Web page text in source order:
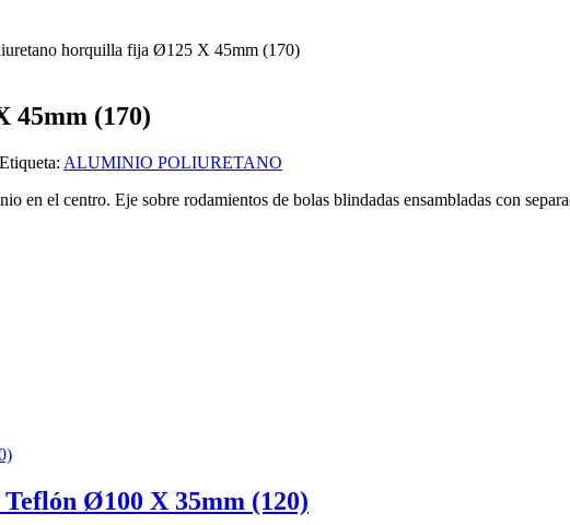
horquilla fija Ø125 X 45mm (170)
45mm (170)
Etiqueta: ALUMINIO POLIURETANO
el centro. Eje sobre rodamientos de bolas blindadas ensambladas con
Ø100 X 35mm (120)